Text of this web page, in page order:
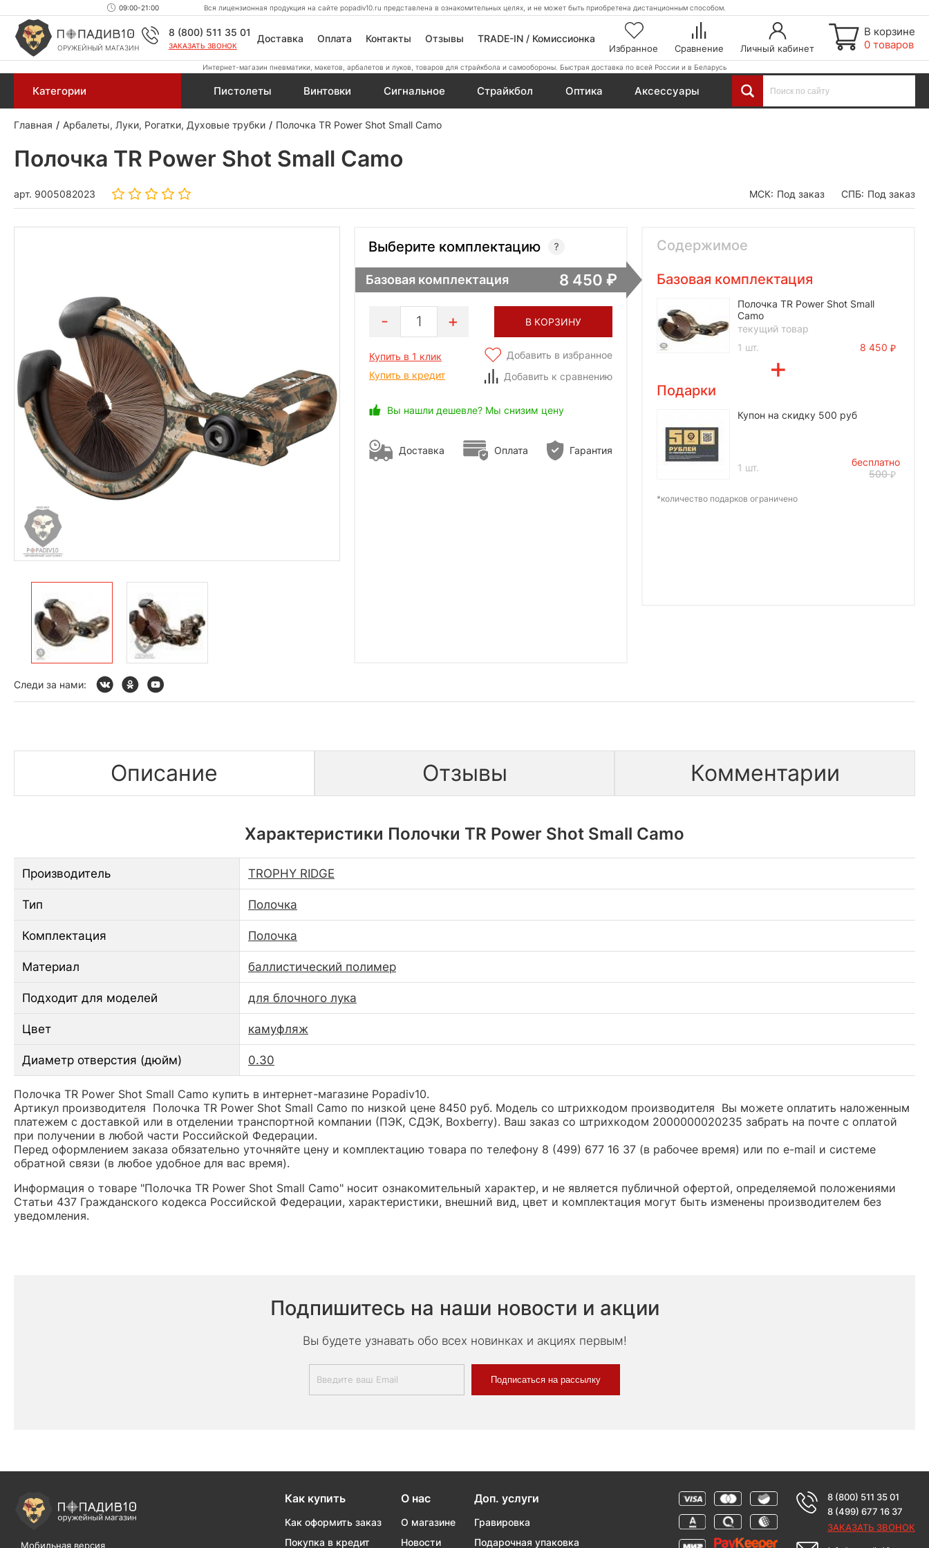
09:00-21:00 Вся лицензионная продукция на сайте popadiv10.ru представлена в ознакомительных целях, и не может быть приобретена дистанционным способом.
ОРУЖЕЙНЫЙ МАГАЗИН
8 (800) 511 35 01
ЗАКАЗАТЬ ЗВОНОК
Доставка Оплата Контакты Отзывы TRADE-IN / Комиссионка
Избранное Сравнение Личный кабинет
В корзине
0 товаров
Интернет-магазин пневматики, макетов, арбалетов и луков, товаров для страйкбола и самообороны. Быстрая доставка по всей России и в Беларусь
Категории Пистолеты Винтовки Сигнальное Страйкбол Оптика Аксессуары
Главная Арбалеты, Луки, Рогатки, Духовые трубки Полочка TR Power Shot Small Camo
Полочка TR Power Shot Small Camo
арт. 9005082023 МСК: Под заказ СПБ: Под заказ
Выберите комплектацию
Базовая комплектация 8 450
1 В КОРЗИНУ
Купить в 1 клик
Купить в кредит
Добавить в избранное
Добавить к сравнению
Вы нашли дешевле? Мы снизим цену
Доставка Оплата Гарантия
Содержимое
Базовая комплектация
Полочка TR Power Shot Small
Camo
текущий товар
1 шт.
8 450
Подарки
Купон на скидку 500 руб
1 шт.
бесплатно
500
*количество подарков ограничено
Следи за нами:
Описание Отзывы Комментарии
Характеристики Полочки TR Power Shot Small Camo
Производитель TROPHY RIDGE
Тип Полочка
Комплектация Полочка
Материал баллистический полимер
Подходит для моделей для блочного лука
Цвет камуфляж
Диаметр отверстия (дюйм) 0.30
Полочка TR Power Shot Small Camo купить в интернет-магазине Popadiv10.
Артикул производителя Полочка TR Power Shot Small Camo по низкой цене 8450 руб. Модель со штрихкодом производителя Вы можете оплатить наложенным
платежем с доставкой или в отделении транспортной компании (ПЭК, СДЭК, Boxberry). Ваш заказ со штрихкодом 2000000020235 забрать на почте с оплатой
при получении в любой части Российской Федерации.
Перед оформлением заказа обязательно уточняйте цену и комплектацию товара по телефону 8 (499) 677 16 37 (в рабочее время) или по e-mail и системе
обратной связи (в любое удобное для вас время).
Информация о товаре "Полочка TR Power Shot Small Camo" носит ознакомительный характер, и не является публичной офертой, определяемой положениями
Статьи 437 Гражданского кодекса Российской Федерации, характеристики, внешний вид, цвет и комплектация могут быть изменены производителем без
уведомления.
Подпишитесь на наши новости и акции
Вы будете узнавать обо всех новинках и акциях первым!
Подписаться на рассылку
Мобильная версия
Как купить
Как оформить заказ
Покупка в кредит
О нас
О магазине
Новости
Доп. услуги
Гравировка
Подарочная упаковка
8 (800) 511 35 01
8 (499) 677 16 37
ЗАКАЗАТЬ ЗВОНОК